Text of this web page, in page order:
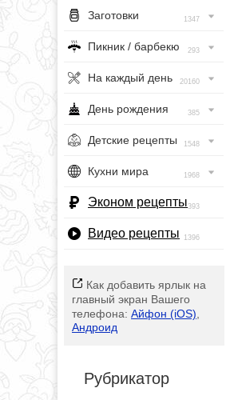
Заготовки 1347
Пикник / барбекю 293
На каждый день 20160
День рождения 385
Детские рецепты 1548
Кухни мира 1968
Эконом рецепты393
Видео рецепты 1396
Как добавить ярлык на
главный экран Вашего
телефона: Айфон (iOS)
Андроид
Рубрикатор